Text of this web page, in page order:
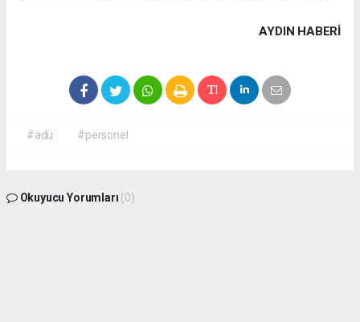
AYDIN HABERİ
#adü #personel
Okuyucu Yorumları (0)